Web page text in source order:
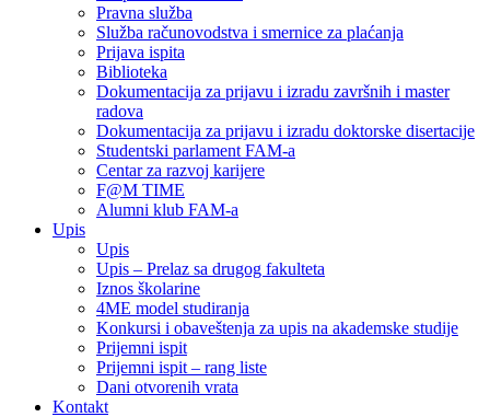
Pravna služba
Služba računovodstva i smernice za plaćanja
Prijava ispita
Biblioteka
Dokumentacija za prijavu i izradu završnih i master
radova
Dokumentacija za prijavu i izradu doktorske disertacije
Studentski parlament FAM-a
Centar za razvoj karijere
F@M TIME
Alumni klub FAM-a
Upis
Upis
Upis – Prelaz sa drugog fakulteta
Iznos školarine
4ME model studiranja
Konkursi i obaveštenja za upis na akademske studije
Prijemni ispit
Prijemni ispit – rang liste
Dani otvorenih vrata
Kontakt